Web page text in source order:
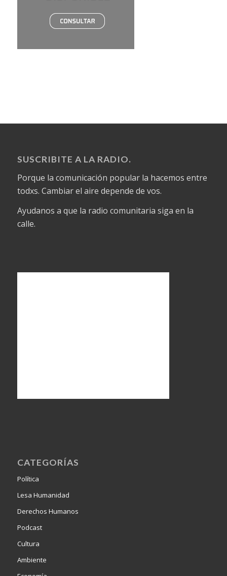
SUSCRIBITE A LA RADIO.
Porque la comunicación popular la hacemos entre
todxs. Cambiar el aire depende de vos.
Ayudanos a que la radio comunitaria siga en la
calle.
CATEGORÍAS
Política
Lesa Humanidad
Derechos Humanos
Podcast
Cultura
Ambiente